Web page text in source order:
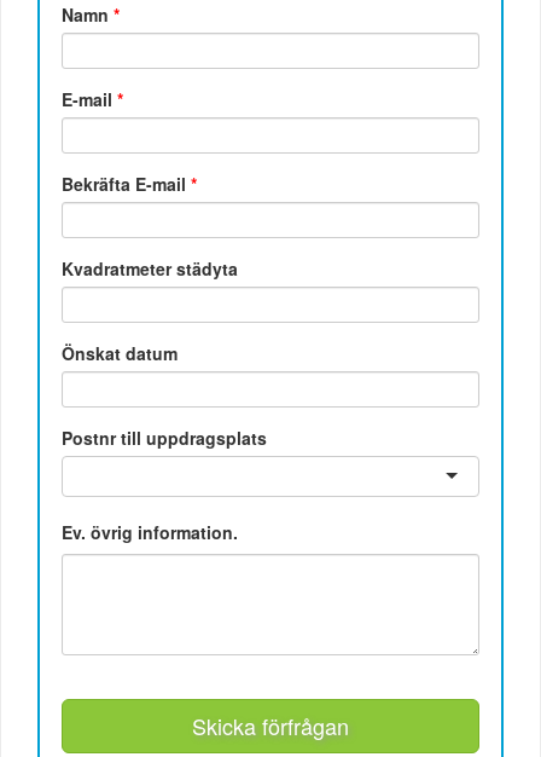
Namn*
E-mail*
Bekräfta E-mail*
Kvadratmeter städyta
Önskat datum
Postnr till uppdragsplats
Ev. övrig information.
Skicka förfrågan